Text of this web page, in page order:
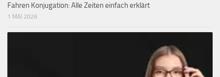
Fahren Konjugation: Alle Zeiten einfach erklärt
1 MAI 2026